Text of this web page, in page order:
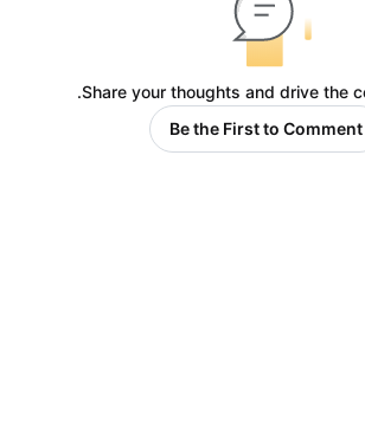
Share your thoughts and drive
Be the First to